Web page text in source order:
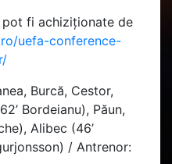
fi achiziționate de
uefa-conference-
Burcă, Cestor,
Bordeianu), Păun,
Alibec (46’
/ Antrenor: